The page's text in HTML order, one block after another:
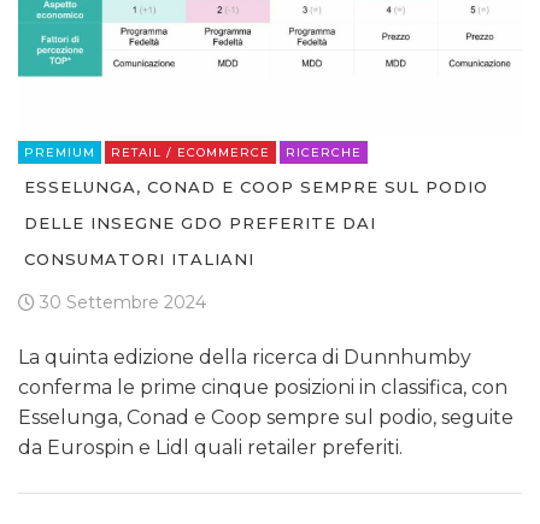
PREMIUM RETAIL / ECOMMERCE RICERCHE
ESSELUNGA, CONAD E COOP SEMPRE SUL PODIO
DELLE INSEGNE GDO PREFERITE DAI
CONSUMATORI ITALIANI
30 Settembre 2024
La quinta edizione della ricerca di Dunnhumby
conferma le prime cinque posizioni in classifica, con
Esselunga, Conad e Coop sempre sul podio, seguite
da Eurospin e Lidl quali retailer preferiti.